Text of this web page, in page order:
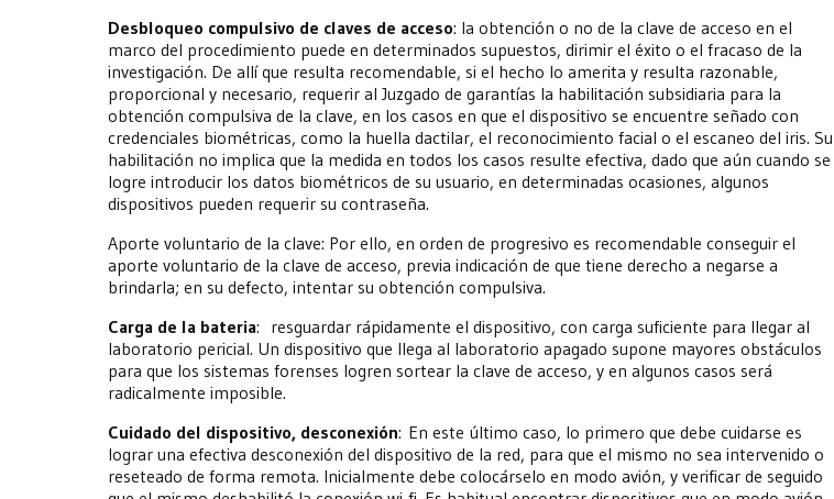
Desbloqueo compulsivo de claves de acceso: la obtención o no de la clave de acceso en el
marco del procedimiento puede en determinados supuestos, dirimir el éxito o el fracaso de la
investigación. De allí que resulta recomendable, si el hecho lo amerita y resulta razonable,
proporcional y necesario, requerir al Juzgado de garantías la habilitación subsidiaria para la
obtención compulsiva de la clave, en los casos en que el dispositivo se encuentre señado con
credenciales biométricas, como la huella dactilar, el reconocimiento facial o el escaneo del iris. Su
habilitación no implica que la medida en todos los casos resulte efectiva, dado que aún cuando se
logre introducir los datos biométricos de su usuario, en determinadas ocasiones, algunos
dispositivos pueden requerir su contraseña.
Aporte voluntario de la clave: Por ello, en orden de progresivo es recomendable conseguir el
aporte voluntario de la clave de acceso, previa indicación de que tiene derecho a negarse a
brindarla; en su defecto, intentar su obtención compulsiva.
Carga de la bateria: resguardar rápidamente el dispositivo, con carga suficiente para llegar al
laboratorio pericial. Un dispositivo que llega al laboratorio apagado supone mayores obstáculos
para que los sistemas forenses logren sortear la clave de acceso, y en algunos casos será
radicalmente imposible.
Cuidado del dispositivo, desconexión: En este último caso, lo primero que debe cuidarse es
lograr una efectiva desconexión del dispositivo de la red, para que el mismo no sea intervenido o
reseteado de forma remota. Inicialmente debe colocárselo en modo avión, y verificar de seguido